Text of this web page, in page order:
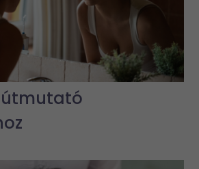
útmutató